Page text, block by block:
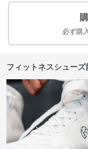
必ず購
フィットネスシュー